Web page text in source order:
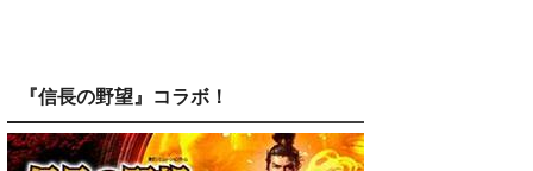
『信長の野望』コラボ！